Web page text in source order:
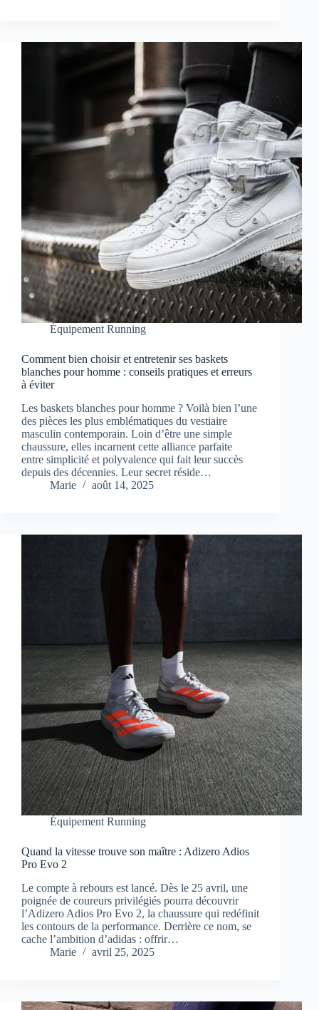
Équipement Running
Comment bien choisir et entretenir ses baskets
blanches pour homme : conseils pratiques et erreurs
à éviter
Les baskets blanches pour homme ? Voilà bien l’une
des pièces les plus emblématiques du vestiaire
masculin contemporain. Loin d’être une simple
chaussure, elles incarnent cette alliance parfaite
entre simplicité et polyvalence qui fait leur succès
depuis des décennies. Leur secret réside…
Marie
août 14, 2025
Équipement Running
Quand la vitesse trouve son maître : Adizero Adios
Pro Evo 2
Le compte à rebours est lancé. Dès le 25 avril, une
poignée de coureurs privilégiés pourra découvrir
l’Adizero Adios Pro Evo 2, la chaussure qui redéfinit
les contours de la performance. Derrière ce nom, se
cache l’ambition d’adidas : offrir…
Marie
avril 25, 2025